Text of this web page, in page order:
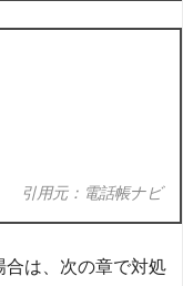
引用元：電話帳ナビ
合は、次の章で対処